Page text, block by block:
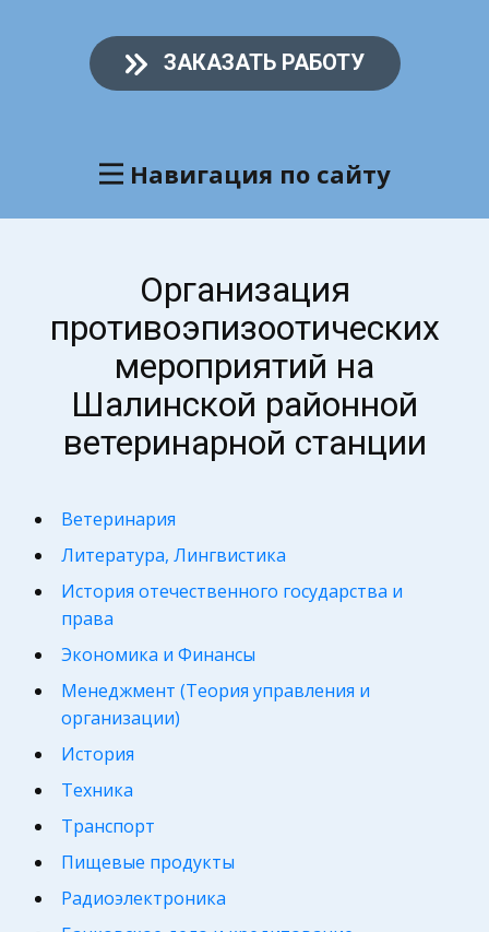
ЗАКАЗАТЬ РАБОТУ
Навигация по сайту
Организация
противоэпизоотических
мероприятий на
Шалинской районной
ветеринарной станции
Ветеринария
Литература, Лингвистика
История отечественного государства и
права
Экономика и Финансы
Менеджмент (Теория управления и
организации)
История
Техника
Транспорт
Пищевые продукты
Радиоэлектроника